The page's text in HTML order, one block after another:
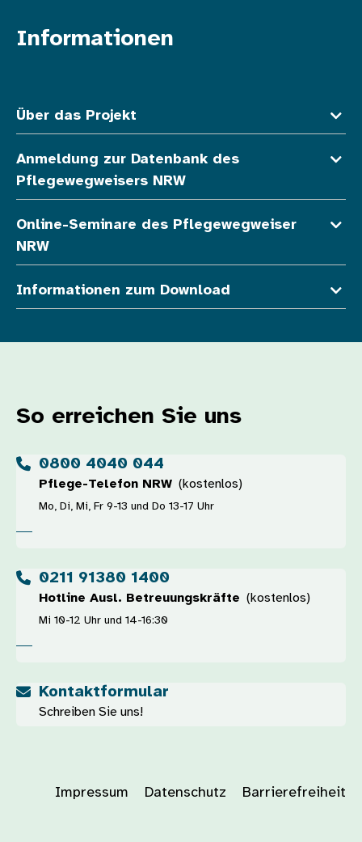
Informationen
Über das Projekt
Anmeldung zur Datenbank des
Pflegewegweisers NRW
Online-Seminare des Pflegewegweiser
NRW
Informationen zum Download
So erreichen Sie uns
0800 4040 044
Pflege-Telefon NRW (kostenlos)
Mo, Di, Mi, Fr 9-13 und Do 13-17 Uhr
0211 91380 1400
Hotline Ausl. Betreuungskräfte (kostenlos)
Mi 10-12 Uhr und 14-16:30
Kontaktformular
Schreiben Sie uns!
Impressum Datenschutz Barrierefreiheit